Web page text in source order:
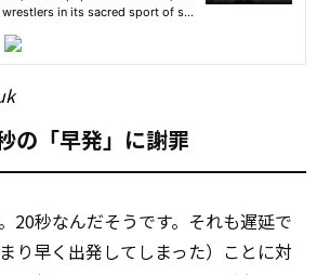
の「早発」に謝罪
20秒なんだそうです。それも遅延で
り早く出発してしまった）ことに対